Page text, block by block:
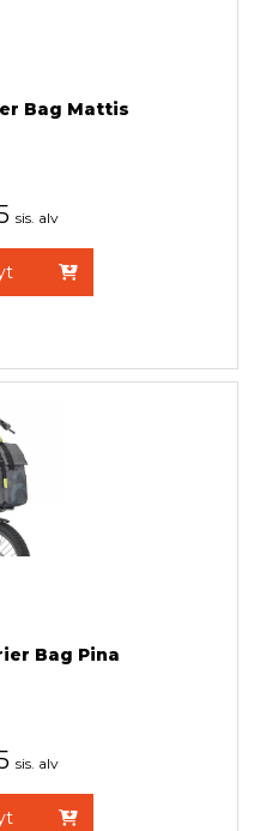
Bag Mattis
sis. alv
Bag Pina
sis. alv